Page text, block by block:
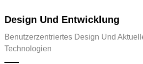
Design Und Entwicklung
Benutzerzentriertes Design Und
Technologien